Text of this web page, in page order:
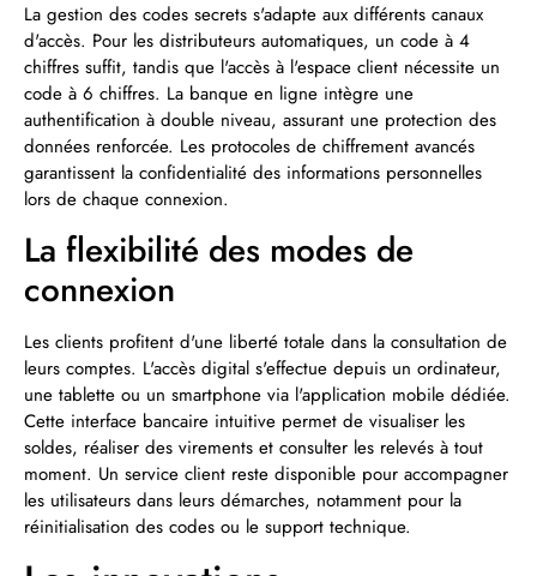
La gestion des codes secrets s'adapte aux différents canaux
d'accès. Pour les distributeurs automatiques, un code à 4
chiffres suffit, tandis que l'accès à l'espace client nécessite un
code à 6 chiffres. La banque en ligne intègre une
authentification à double niveau, assurant une protection des
données renforcée. Les protocoles de chiffrement avancés
garantissent la confidentialité des informations personnelles
lors de chaque connexion.
La flexibilité des modes de
connexion
Les clients profitent d'une liberté totale dans la consultation de
leurs comptes. L'accès digital s'effectue depuis un ordinateur,
une tablette ou un smartphone via l'application mobile dédiée.
Cette interface bancaire intuitive permet de visualiser les
soldes, réaliser des virements et consulter les relevés à tout
moment. Un service client reste disponible pour accompagner
les utilisateurs dans leurs démarches, notamment pour la
réinitialisation des codes ou le support technique.